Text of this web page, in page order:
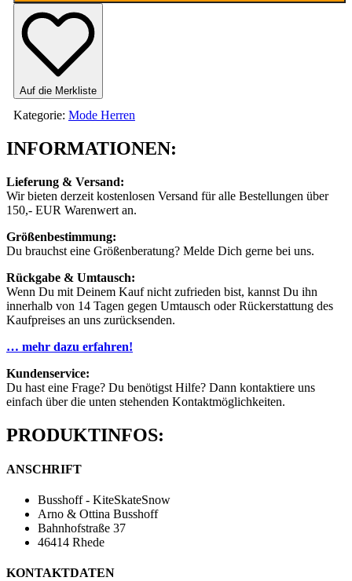
Menge
Auf die Merkliste
Kategorie: Mode Herren
INFORMATIONEN:
Lieferung & Versand:
Wir bieten derzeit kostenlosen Versand für alle Bestellungen über
150,- EUR Warenwert an.
Größenbestimmung:
Du brauchst eine Größenberatung? Melde Dich gerne bei uns.
Rückgabe & Umtausch:
Wenn Du mit Deinem Kauf nicht zufrieden bist, kannst Du ihn
innerhalb von 14 Tagen gegen Umtausch oder Rückerstattung des
Kaufpreises an uns zurücksenden.
… mehr dazu erfahren!
Kundenservice:
Du hast eine Frage? Du benötigst Hilfe? Dann kontaktiere uns
einfach über die unten stehenden Kontaktmöglichkeiten.
PRODUKTINFOS:
ANSCHRIFT
Busshoff - KiteSkateSnow
Arno & Ottina Busshoff
Bahnhofstraße 37
46414 Rhede
KONTAKTDATEN